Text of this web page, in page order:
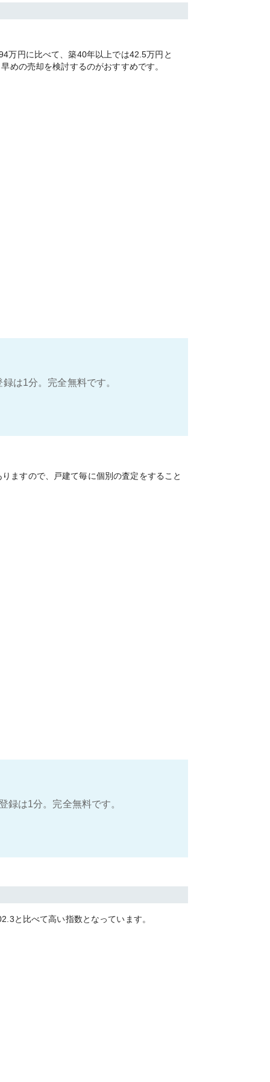
万円に比べて、築40年以上では42.5万円と
めの売却を検討するのがおすすめです。
は1分。完全無料です。
ますので、戸建て毎に個別の査定をすること
録は1分。完全無料です。
と比べて高い指数となっています。